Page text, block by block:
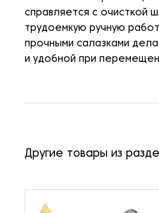
справляется с очисткой
трудоемкую ручную
прочными салазками
и удобной при
Другие товары из